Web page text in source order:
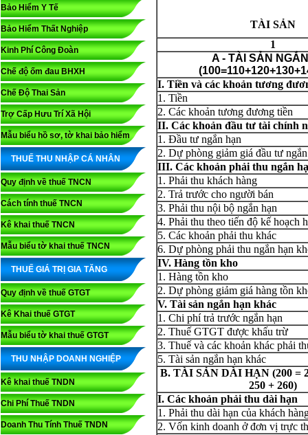
Bảo Hiểm Y Tế
Bảo Hiểm Thất Nghiệp
Kinh Phí Công Đoàn
Chế độ ốm đau BHXH
Chế Độ Thai Sản
Trợ Cấp Hưu Trí Xã Hội
Mẫu biểu hồ sơ, tờ khai bảo hiểm
THUẾ THU NHẬP CÁ NHÂN
Quy định về thuế TNCN
Cách tính thuế TNCN
Kê khai thuế TNCN
Mẫu biểu tờ khai thuế TNCN
THUẾ GIÁ TRỊ GIA TĂNG
Quy định về thuế GTGT
Kê Khai thuế GTGT
Mẫu biểu tờ khai thuế GTGT
THU NHẬP DOANH NGHIỆP
Kê khai thuế TNDN
Chi Phí Thuế TNDN
Doanh Thu Tính Thuế TNDN
TÀI SẢN
1
A - TÀI SẢN
I. Tiền và các khoản tương
1. Tiền
2. Các khoản tương đương tiền
II. Các khoản đầu tư tài chính
1. Đầu tư ngắn hạn
2. Dự phòng giảm giá đầu tư
III. Các khoản phải thu ngắn
1. Phải thu khách hàng
2. Trả trước cho người bán
3. Phải thu nội bộ ngắn hạn
4. Phải thu theo tiến độ kế hoạch
5. Các khoản phải thu khác
6. Dự phòng phải thu ngắn hạn
IV. Hàng tồn kho
1. Hàng tồn kho
2. Dự phòng giảm giá hàng tồn
V. Tài sản ngắn hạn khác
1. Chi phí trả trước ngắn hạn
2. Thuế GTGT được khấu trừ
3. Thuế và các khoản khác phải
5. Tài sản ngắn hạn khác
B. TÀI SẢN DÀI HẠN (200 =
250 + 260)
I. Các khoản phải thu dài hạn
1. Phải thu dài hạn của khách
2. Vốn kinh doanh ở đơn vị trực